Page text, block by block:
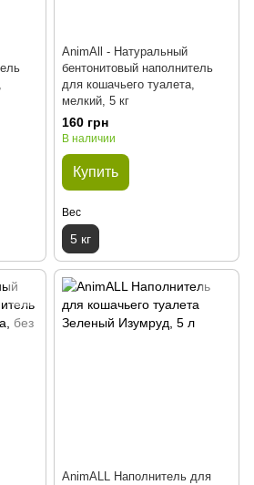
AnimAll - Натуральный
бентонитовый наполнитель
для кошачьего туалета,
мелкий, 5 кг
160 грн
В наличии
Купить
Вес
5 кг
AnimALL Наполнитель для